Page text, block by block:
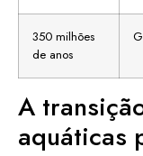
350 milhões
de anos
A
aquáticas